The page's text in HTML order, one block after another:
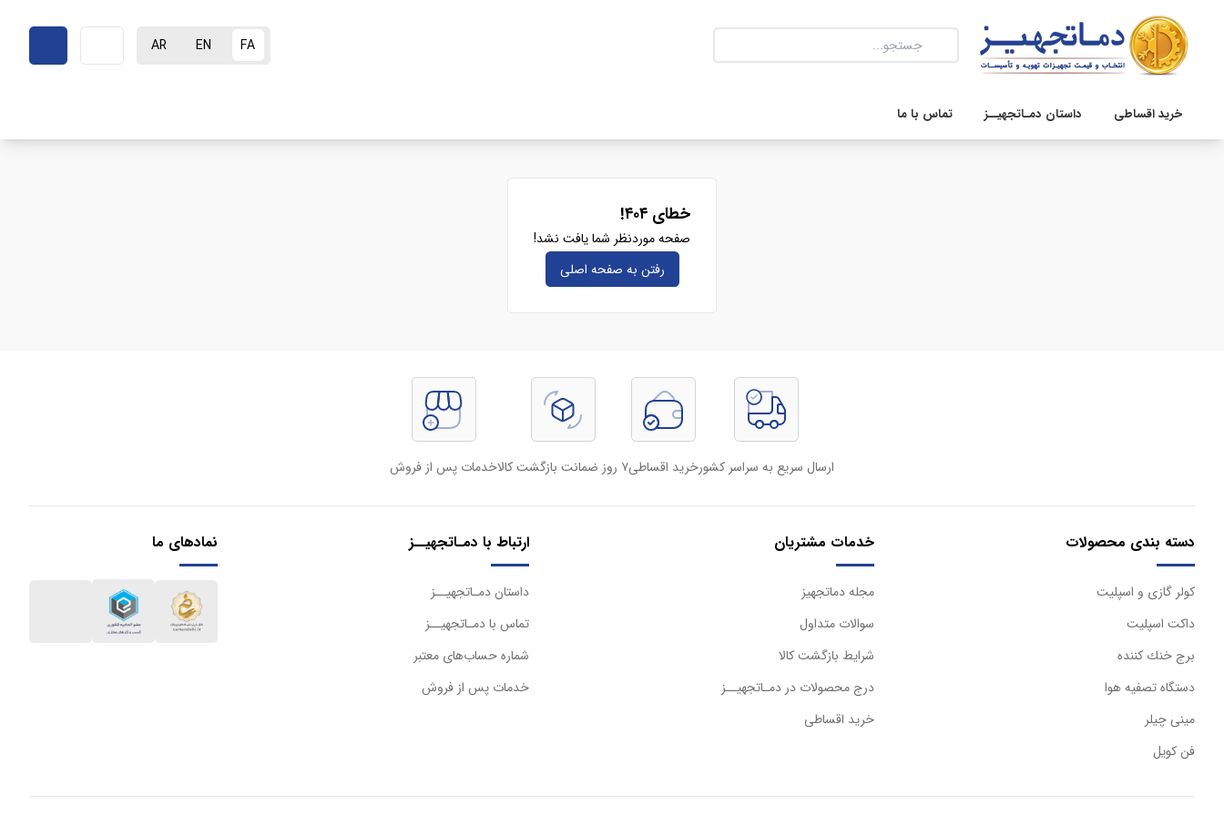
FA
EN
AR
خرید اقساطی داستان دمـاتجهیــز تماس با ما
خطای ۴۰۴!
صفحه موردنظر شما یافت نشد!
رفتن به صفحه‌ اصلی
ارسال سریع به سراسر کشورخرید اقساطی۷ روز ضمانت بازگشت کالا خدمات پس از فروش
دسته بندی محصولات
كولر گازی و اسپليت
داكت اسپليت
برج خنك كننده
دستگاه تصفيه هوا
مینی چیلر
فن کویل
خدمات مشتریان
مجله دماتجهیز
سوالات متداول
شرایط بازگشت کالا
درج محصولات در دمـاتجهیــز
خرید اقساطی
ارتباط با دمـاتجهیــز
داستان دمـاتجهیــز
تماس با دمـاتجهیــز
شماره حساب‌های معتبر
خدمات پس از فروش
نمادهای ما